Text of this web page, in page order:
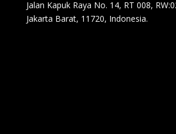
Jalan Kapuk Raya No. 14, RT 008,
Jakarta Barat, 11720, Indonesia.